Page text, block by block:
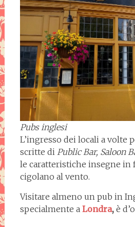
Pubs inglesi
L’ingresso dei locali a volte
scritte di Public Bar, Saloon
le caratteristiche insegne in
cigolano al vento.
Visitare almeno un pub in
specialmente a Londra,è